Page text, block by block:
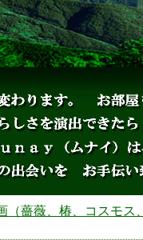
（薔薇、椿、コスモス